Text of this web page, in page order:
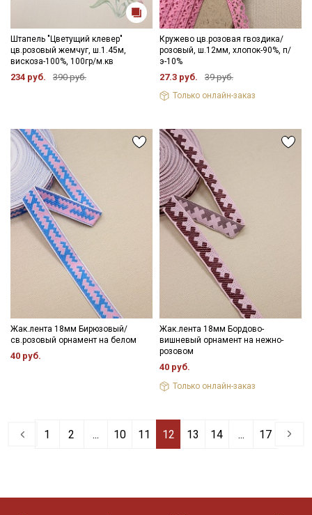
Штапель "Цветущий клевер"
цв.розовый жемчуг, ш.1.45м,
вискоза-100%, 100гр/м.кв
234 руб. 390 руб.
Кружево цв.розовая гвоздика/
розовый, ш.12мм, хлопок-90%, п/
э-10%
27.3 руб. 39 руб.
Только онлайн-заказ
Жак.лента 18мм Бирюзовый/
св.розовый орнамент на белом
40 руб.
Жак.лента 18мм Бордово-
вишневый орнамент на нежно-
розовом
40 руб.
Только онлайн-заказ
1 2 ... 10 11 12 13 14 ... 17